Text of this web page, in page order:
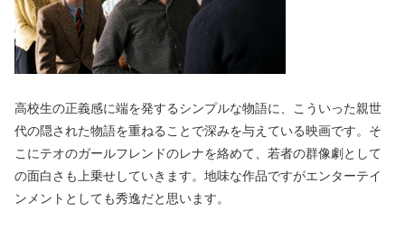
高校生の正義感に端を発するシンプルな物語に、こういった親世
代の隠された物語を重ねることで深みを与えている映画です。そ
こにテオのガールフレンドのレナを絡めて、若者の群像劇として
の面白さも上乗せしていきます。地味な作品ですがエンターテイ
ンメントとしても秀逸だと思います。